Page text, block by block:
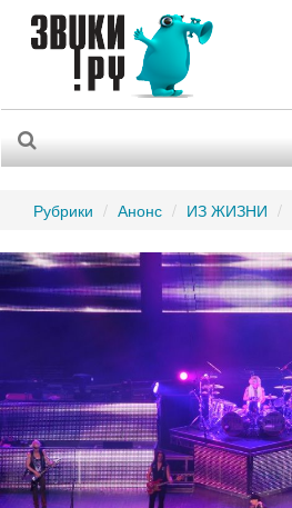
Рубрики Анонс ИЗ ЖИЗНИ